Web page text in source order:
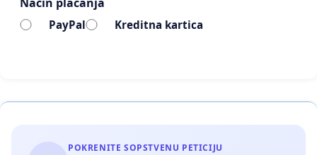
PayPal Kreditna kartica
POKRENITE SOPSTVENU PETICIJU